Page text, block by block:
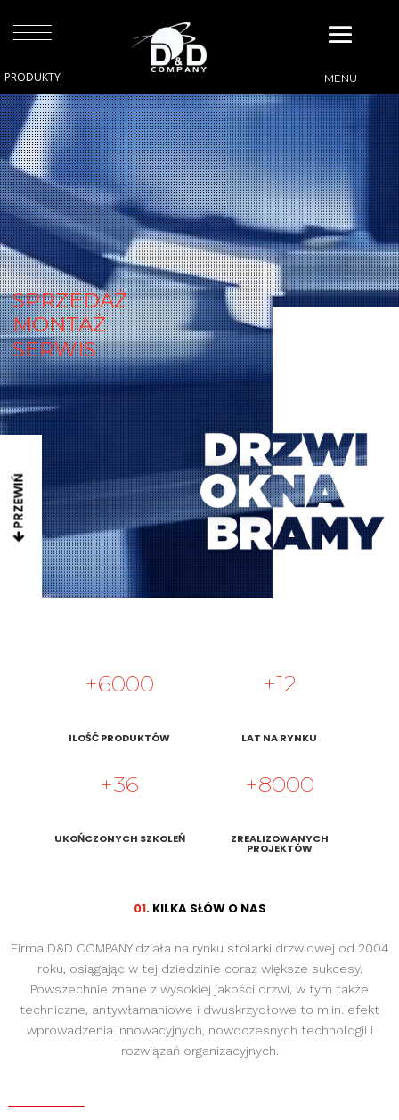
SPRZEDAŻ
MONTAŻ
SERWIS
PRZEWIŃ
6000
ILOŚĆ PRODUKTÓW
12
LAT NA RYNKU
36
UKOŃCZONYCH SZKOLEŃ
8000
ZREALIZOWANYCH
PROJEKTÓW
01. KILKA SŁÓW O NAS
Firma D&D COMPANY działa na rynku stolarki drzwiowej od 2004
roku, osiągając w tej dziedzinie coraz większe sukcesy.
Powszechnie znane z wysokiej jakości drzwi, w tym także
techniczne, antywłamaniowe i dwuskrzydłowe to m.in. efekt
wprowadzenia innowacyjnych, nowoczesnych technologii i
rozwiązań organizacyjnych.